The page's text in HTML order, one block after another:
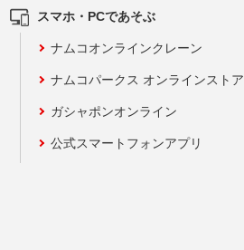
スマホ・PCであそぶ
ナムコオンラインクレーン
ナムコパークス オンラインストア
ガシャポンオンライン
公式スマートフォンアプリ